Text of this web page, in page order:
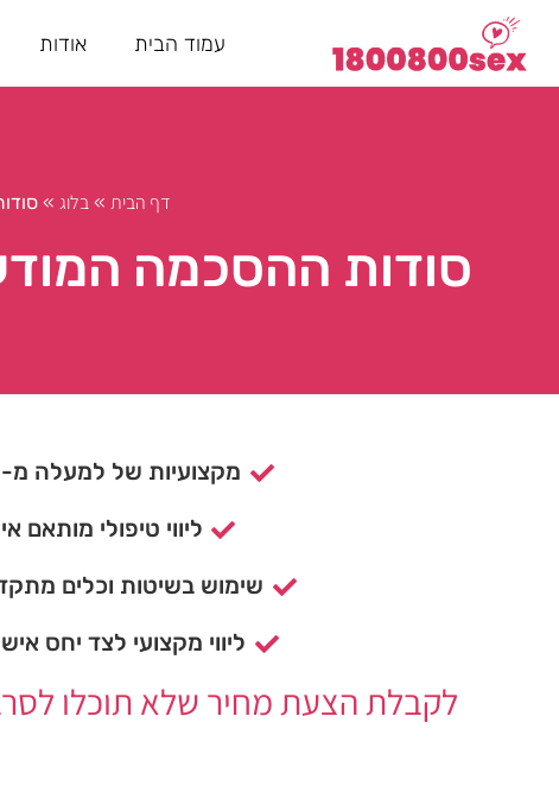
עמוד הבית אודות
דף הבית »בלוג »
סודות ההסכמה
מקצועיות של למעלה מ- 15 שנה.
ליווי טיפולי מותאם
שימוש בשיטות וכלים
ליווי מקצועי לצד יחס
לקבלת הצעת מחיר שלא תוכלו